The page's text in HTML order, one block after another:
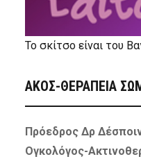
Το σκίτσο είναι του
ΑΚΟΣ-ΘΕΡΑΠΕΙΑ
Πρόεδρος Δρ
Ογκολόγος-